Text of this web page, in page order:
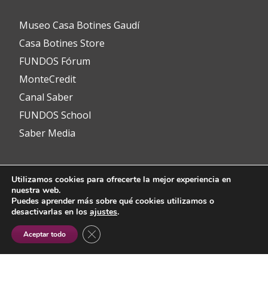
Museo Casa Botines Gaudí
Casa Botines Store
FUNDOS Fórum
MonteCredit
Canal Saber
FUNDOS School
Saber Media
Contacto
info@fundos.es
Avenida del Padre Isla, 8
24002 León (España)
Utilizamos cookies para ofrecerte la mejor experiencia en
nuestra web.
Puedes aprender más sobre qué cookies utilizamos o
desactivarlas en los ajustes.
Aceptar todo CERRAR EL BANNER DE COOKIES